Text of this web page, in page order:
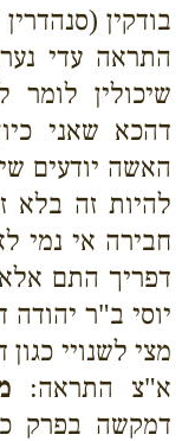
בודקין
התראה עדי
שיכולין
דהכא שאני
האשה יודעים
להיות זה בלא
חבירה אי נמי
דפריך התם
יוסי ב"ר
מצי לשנויי
א"צ התראה:
דמקשה בפרק